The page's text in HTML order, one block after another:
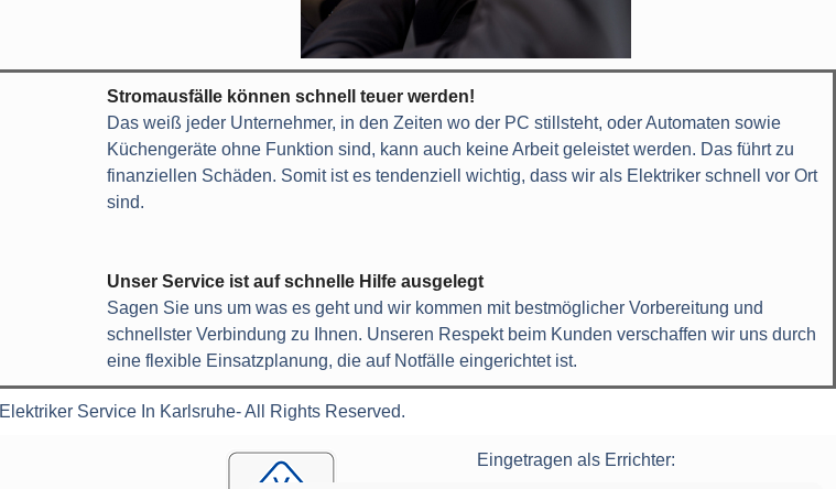
Stromausfälle können schnell teuer werden!
Das weiß jeder Unternehmer, in den Zeiten wo der PC stillsteht, oder Automaten sowie
Küchengeräte ohne Funktion sind, kann auch keine Arbeit geleistet werden. Das führt zu
finanziellen Schäden. Somit ist es tendenziell wichtig, dass wir als Elektriker schnell vor Ort
sind.
Unser Service ist auf schnelle Hilfe ausgelegt
Sagen Sie uns um was es geht und wir kommen mit bestmöglicher Vorbereitung und
schnellster Verbindung zu Ihnen. Unseren Respekt beim Kunden verschaffen wir uns durch
eine flexible Einsatzplanung, die auf Notfälle eingerichtet ist.
Service In Karlsruhe- All Rights Reserved.
Eingetragen als Errichter: